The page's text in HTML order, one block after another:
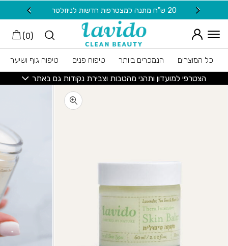
Skip to Content
20 ש"ח מתנה למצטרפות חדשות לניוזלטר
(
0
)
כל המוצרים הנמכרים ביותר טיפוח פנים
טיפוח גוף ושיער
הצטרפי למועדון ותהני מהטבות וצבירת נקודות גם באתר
בחזרה למעלה